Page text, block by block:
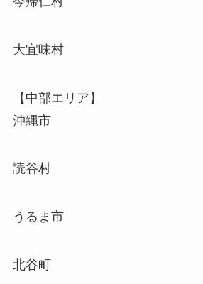
大宜味村
【中部エリア】
沖縄市
読谷村
うるま市
北谷町